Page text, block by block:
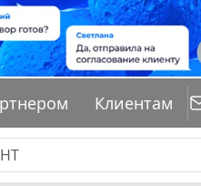
Клиентам